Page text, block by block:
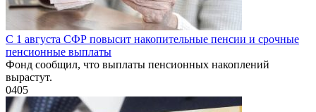
С 1 августа СФР повысит накопительные пенсии и срочные
пенсионные выплаты
Фонд сообщил, что выплаты пенсионных накоплений
вырастут.
0405